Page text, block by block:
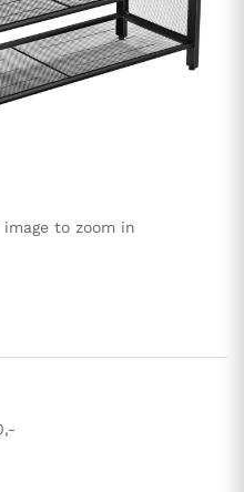
image to zoom in